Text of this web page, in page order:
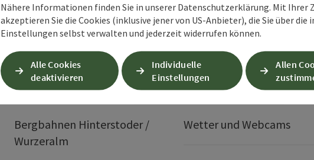
Bergbahnen Hinterstoder /
Wurzeralm
Services
Wetter und Webcams
Nähere Informationen finden Sie in unserer Datenschutzerklärung. Mit Ihrer
akzeptieren Sie die Cookies (inklusive jener von US-Anbieter), die Sie über die
Einstellungen selbst verwalten und jederzeit widerrufen können.
Alle Cookies
deaktivieren
Individuelle
Einstellungen
Allen